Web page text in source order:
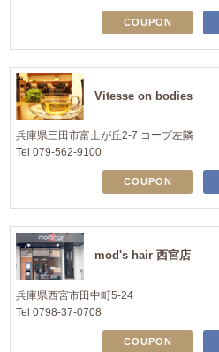
COUPON
Vitesse on bodies
兵庫県三田市富士が丘2-7 コープ左隣
Tel 079-562-9100
COUPON
mod's hair 西宮店
兵庫県西宮市田中町5-24
Tel 0798-37-0708
COUPON